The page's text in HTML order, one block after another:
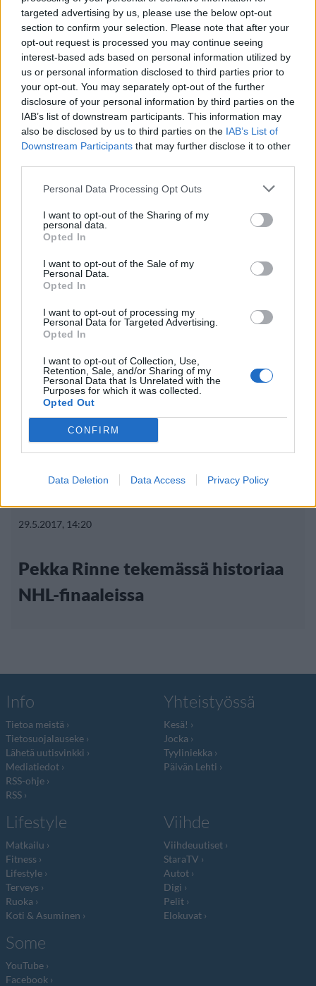
targeted advertising by us, please use the below opt-out
section to confirm your selection. Please note that after your
opt-out request is processed you may continue seeing
interest-based ads based on personal information utilized by
us or personal information disclosed to third parties prior to
your opt-out. You may separately opt-out of the further
disclosure of your personal information by third parties on the
IAB’s list of downstream participants. This information may
also be disclosed by us to third parties on the IAB’s List of
Downstream Participants that may further disclose it to other
Personal Data Processing Opt Outs
I want to opt-out of the Sharing of my
personal data.
Opted In
I want to opt-out of the Sale of my
Personal Data.
Opted In
I want to opt-out of processing my
Personal Data for Targeted Advertising.
Opted In
I want to opt-out of Collection, Use,
Retention, Sale, and/or Sharing of my
Personal Data that Is Unrelated with the
Purposes for which it was collected.
Opted Out
CONFIRM
Data Deletion Data Access Privacy Policy
Luetuimmat
PÄIVÄ VIIKKO KUUKAUSI
F/A-18 Hornet jyrähtää ylilennolle
Jyväskylässä – katuja suljetaan
Maailman eniten matkustaneet valitsivat
suosikkikohteensa – yllättävä voittaja
poliisi epäilee viittä nuorukaista
Teneriffa kielsi uimarannan käytön – kieltoa
tehostetaan sakkorangaistuksella
Matkailulehti listasi lomakohteet, joita nyt
pitäisi välttää
29.5.2017, 14:20
Pekka Rinne tekemässä historiaa
NHL-finaaleissa
Info
Tietoa meistä
Tietosuojalauseke
Lähetä uutisvinkki
Mediatiedot
RSS-ohje
RSS
Yhteistyössä
Kesä!
Jocka
Tyyliniekka
Päivän Lehti
Lifestyle
Matkailu
Fitness
Lifestyle
Terveys
Ruoka
Koti & Asuminen
Viihde
Viihdeuutiset
StaraTV
Autot
Digi
Pelit
Elokuvat
Some
YouTube
Facebook